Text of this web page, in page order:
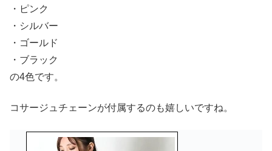
・ピンク
・シルバー
・ゴールド
・ブラック
の4色です。
コサージュチェーンが付属するのも嬉しいですね。